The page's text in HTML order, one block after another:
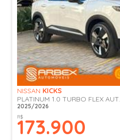
NISSAN KICKS
PLATINUM 1.0 TURBO FLEX AUT.
2025/2026
R$
173.900